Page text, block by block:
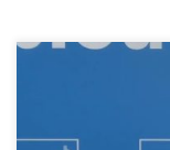
Faut-il instaurer en